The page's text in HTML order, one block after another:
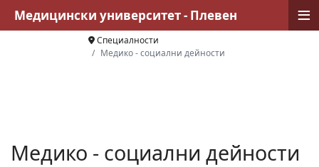
Специалности
Медико - социални дейности
Медико - социални дейности
Медицински университет - Плевен ≡